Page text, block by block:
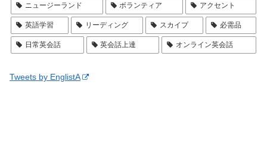
ニュージーランド ボランティア アクセント
英語学習 リーディング スカイプ 必需品
日常英会話 英会話上達 オンライン英会話
Tweets by EnglistA